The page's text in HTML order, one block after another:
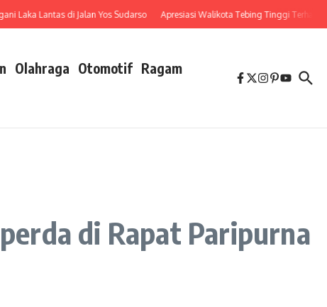
Lantas di Jalan Yos Sudarso Apresiasi Walikota Tebing Tinggi Terhadap
Olahraga Otomotif Ragam
di Rapat Paripurna